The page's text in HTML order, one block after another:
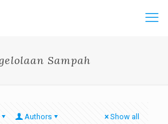
Sampah
Authors Show all